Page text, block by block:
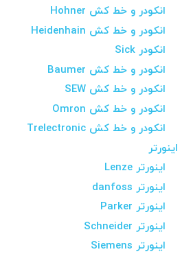
انکودر و خط کش Hohner
انکودر و خط کش Heidenhain
انکودر Sick
انکودر و خط کش Baumer
انکودر و خط کش SEW
انکودر و خط کش Omron
انکودر و خط کش Trelectronic
اینورتر
اینورتر Lenze
اینورتر danfoss
اینورتر Parker
اینورتر Schneider
اینورتر Siemens